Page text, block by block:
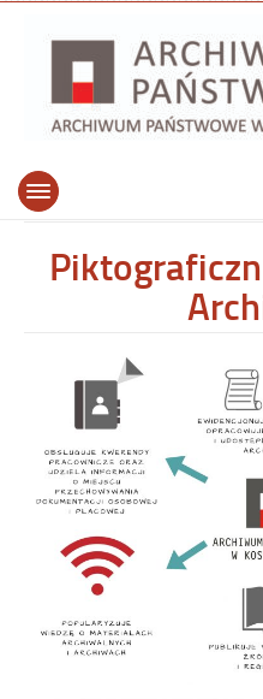
Archiwum
Górne
Otwórz